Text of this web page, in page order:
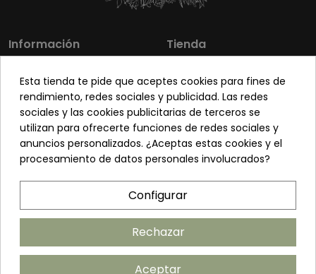
Información
Los más vendidos
Sobre nosotros
Pon tu planta guapa
Preguntas frecuentes
Tienda
Mi cuenta
Contacto
Envíos y Devoluciones
Venta a profesionales
Términos y condiciones
Política de cookies
Esta tienda te pide que aceptes cookies para fines de
rendimiento, redes sociales y publicidad. Las redes
sociales y las cookies publicitarias de terceros se
utilizan para ofrecerte funciones de redes sociales y
anuncios personalizados. ¿Aceptas estas cookies y el
procesamiento de datos personales involucrados?
Configurar
Rechazar
Aceptar